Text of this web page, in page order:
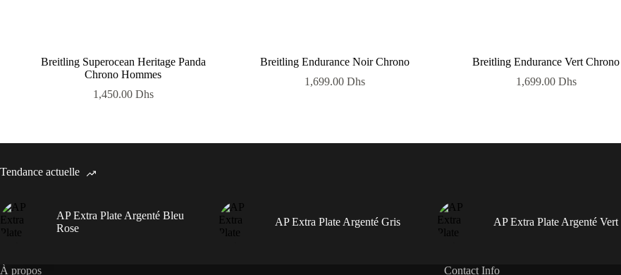
Breitling Superocean Heritage Panda
Chrono Hommes
1,450.00 Dhs
Breitling Endurance Noir Chrono
1,699.00 Dhs
Breitling Endurance Vert Chrono
1,699.00 Dhs
Tendance actuelle
AP Extra Plate Argenté Bleu
Rose
AP Extra Plate Argenté Gris AP Extra Plate Argenté Vert
À propos Contact Info